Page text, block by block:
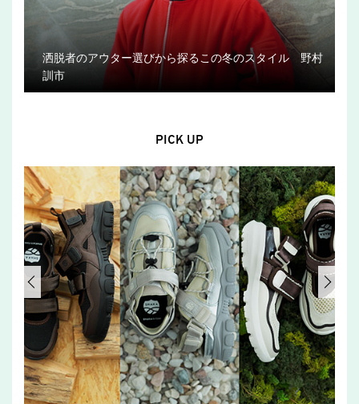
洒脱者のアウター選びから探るこの冬のスタイル 野村
訓市
PICK UP